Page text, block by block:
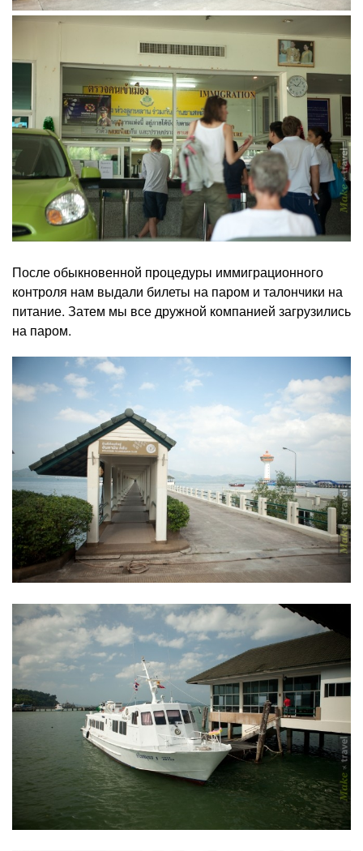
После обыкновенной процедуры иммиграционного
контроля нам выдали билеты на паром и талончики на
питание. Затем мы все дружной компанией загрузились
на паром.